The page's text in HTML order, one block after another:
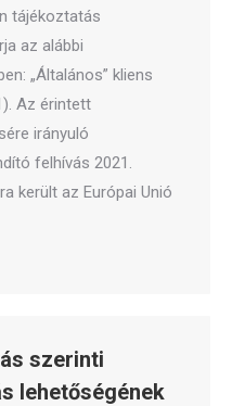
tájékoztatás
az alábbi
„Általános” kliens
Az érintett
irányuló
felhívás 2021.
került az Európai Unió
szerinti
lehetőségének